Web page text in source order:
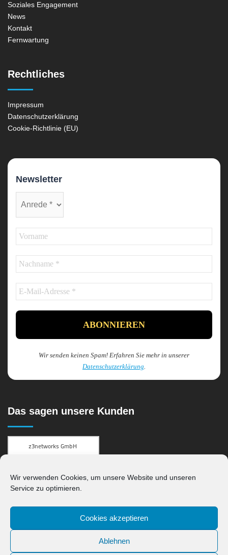
Wir verwenden Cookies, um unsere Website und unseren
Service zu optimieren.
Cookies akzeptieren
Ablehnen
Soziales Engagement
News
Kontakt
Fernwartung
Rechtliches
Impressum
Datenschutzerklärung
Cookie-Richtlinie (EU)
Newsletter
Wir senden keinen Spam! Erfahren Sie mehr in unserer
Datenschutzerklärung.
Das sagen unsere Kunden
Kundenbewertungen und Erfahrungen zu
ProvenExpert.com
42
ProvenExpert.com
30